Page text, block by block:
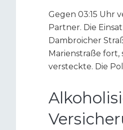
Gegen 03:15 Uhr
Partner. Die
Dambroicher
Marienstraße
versteckte. Die